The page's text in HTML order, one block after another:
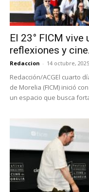
El 23° FICM vive
reflexiones y
Redaccion - 14 octubre, 2025
Redacción/ACGEl cuarto
de Morelia (FICM) inició
un espacio que busca